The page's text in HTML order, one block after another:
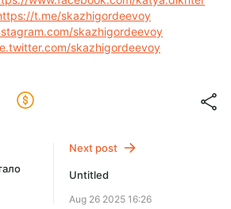
t.me/skazhigordeevoy
skazhigordeevoy
skazhigordeevoy
Next post
Untitled
Aug 26 2025 16:26